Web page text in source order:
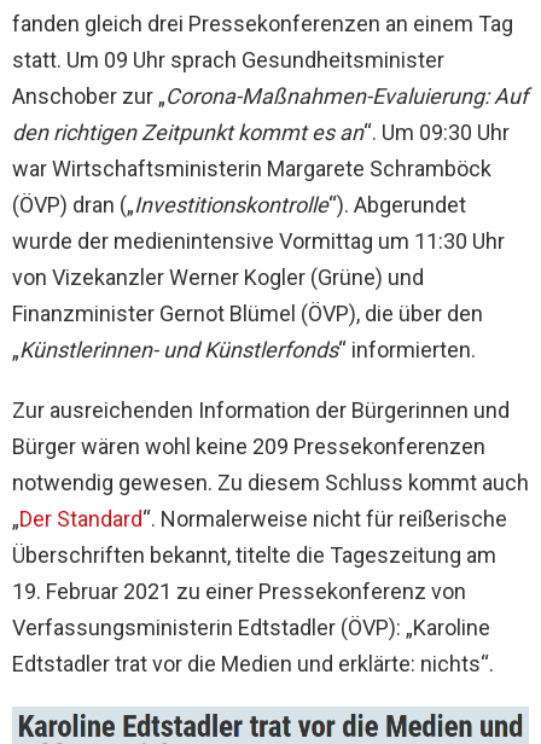
fanden gleich drei Pressekonferenzen an einem Tag
statt. Um 09 Uhr sprach Gesundheitsminister
Anschober zur „Corona-Maßnahmen-Evaluierung: Auf
den richtigen Zeitpunkt kommt es an“. Um 09:30 Uhr
war Wirtschaftsministerin Margarete Schramböck
(ÖVP) dran („Investitionskontrolle“). Abgerundet
wurde der medienintensive Vormittag um 11:30 Uhr
von Vizekanzler Werner Kogler (Grüne) und
Finanzminister Gernot Blümel (ÖVP), die über den
„Künstlerinnen- und Künstlerfonds“ informierten.
Zur ausreichenden Information der Bürgerinnen und
Bürger wären wohl keine 209 Pressekonferenzen
notwendig gewesen. Zu diesem Schluss kommt auch
„Der Standard“. Normalerweise nicht für reißerische
Überschriften bekannt, titelte die Tageszeitung am
19. Februar 2021 zu einer Pressekonferenz von
Verfassungsministerin Edtstadler (ÖVP): „Karoline
Edtstadler trat vor die Medien und erklärte: nichts“.